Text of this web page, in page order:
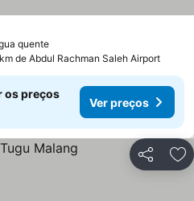
quente
de Abdul Rachman Saleh Airport
os preços
Ver preços
Partilhar